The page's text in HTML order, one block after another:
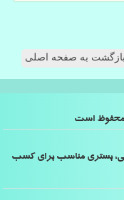
بازگشت به صفحه اصلی
بستری مناسب برای کسب